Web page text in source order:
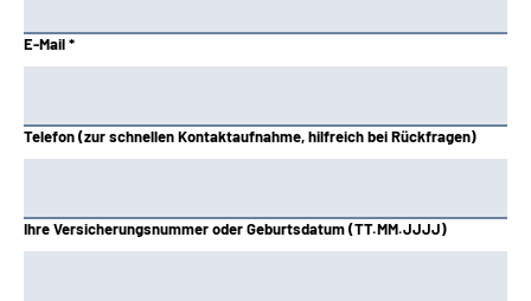
E-Mail *
Telefon (zur schnellen Kontaktaufnahme, hilfreich bei Rückfragen)
Ihre Versicherungsnummer oder Geburtsdatum (TT.MM.JJJJ)